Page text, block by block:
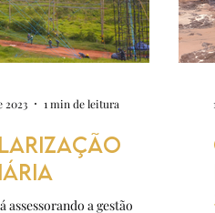
assessorando a gestão
2023 1 min de leitura